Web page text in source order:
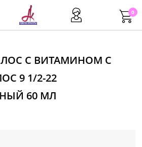
0
С ВИТАМИНОМ С
9 1/2-22
60 МЛ